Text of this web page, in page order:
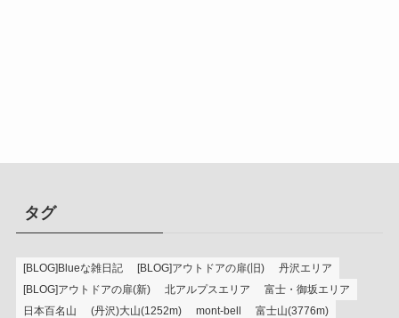
タグ
[BLOG]Blueな雑日記 [BLOG]アウトドアの扉(旧)
丹沢エリア
[BLOG]アウトドアの扉(新)
北アルプスエリア
富士・御坂エリア
日本百名山
(丹沢)大山(1252m) mont-bell 富士山(3776m)